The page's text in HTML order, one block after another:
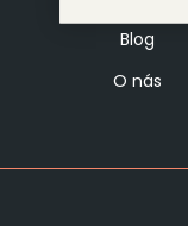
Blog
O nás